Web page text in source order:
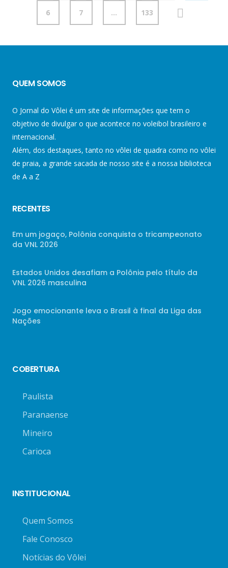
6 7 … 133
QUEM SOMOS
O Jornal do Vôlei é um site de informações que tem o
objetivo de divulgar o que acontece no voleibol brasileiro e
internacional.
Além, dos destaques, tanto no vôlei de quadra como no vôlei
de praia, a grande sacada de nosso site é a nossa biblioteca
de A a Z
RECENTES
Em um jogaço, Polônia conquista o tricampeonato
da VNL 2026
Estados Unidos desafiam a Polônia pelo título da
VNL 2026 masculina
Jogo emocionante leva o Brasil à final da Liga das
Nações
COBERTURA
Paulista
Paranaense
Mineiro
Carioca
INSTITUCIONAL
Quem Somos
Fale Conosco
Notícias do Vôlei